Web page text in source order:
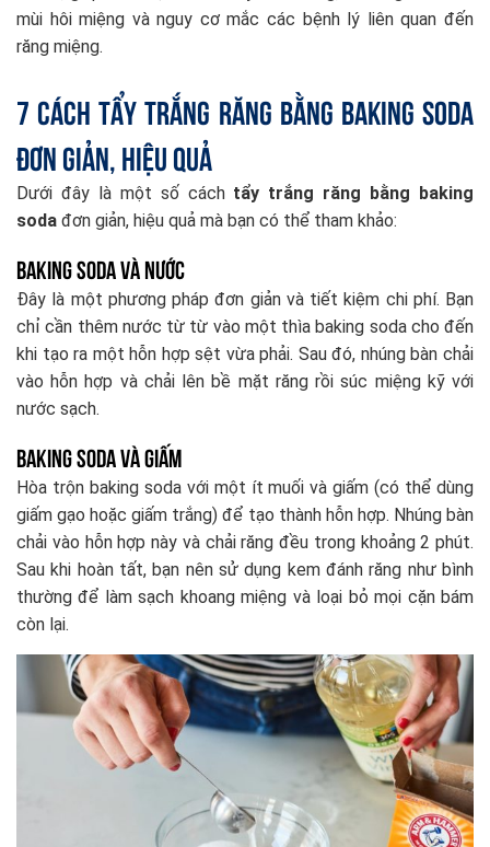
mùi hôi miệng và nguy cơ mắc các bệnh lý liên quan đến
răng miệng.
7 cách tẩy trắng răng bằng baking soda
đơn giản, hiệu quả
Dưới đây là một số cách tẩy trắng răng bằng baking
soda đơn giản, hiệu quả mà bạn có thể tham khảo:
Baking soda và nước
Đây là một phương pháp đơn giản và tiết kiệm chi phí. Bạn
chỉ cần thêm nước từ từ vào một thìa baking soda cho đến
khi tạo ra một hỗn hợp sệt vừa phải. Sau đó, nhúng bàn chải
vào hỗn hợp và chải lên bề mặt răng rồi súc miệng kỹ với
nước sạch.
Baking soda và giấm
Hòa trộn baking soda với một ít muối và giấm (có thể dùng
giấm gạo hoặc giấm trắng) để tạo thành hỗn hợp. Nhúng bàn
chải vào hỗn hợp này và chải răng đều trong khoảng 2 phút.
Sau khi hoàn tất, bạn nên sử dụng kem đánh răng như bình
thường để làm sạch khoang miệng và loại bỏ mọi cặn bám
còn lại.